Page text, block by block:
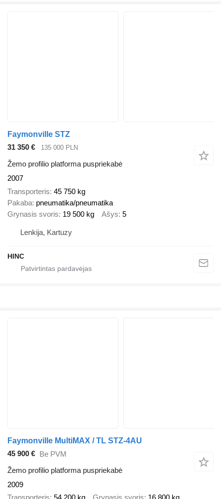
Faymonville STZ
31 350 €
135 000 PLN
Žemo profilio platforma puspriekabė
2007
Transporteris 45 750 kg
Pakaba pneumatika/pneumatika
Grynasis svoris 19 500 kg Ašys 5
Lenkija, Kartuzy
HINC
Faymonville MultiMAX / TL STZ-4AU
45 900 € Be PVM
Žemo profilio platforma puspriekabė
2009